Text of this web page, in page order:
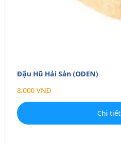
Đậu Hũ Hải Sản (ODEN)
8.000 VND
Chi tiết